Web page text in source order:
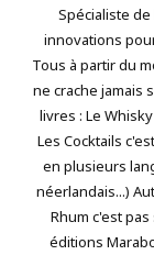
Spécialiste
innovations
Tous à partir du
ne crache jamais
livres : Le
Les Cocktails
en plusieurs
néerlandais...)
Rhum c'est
éditions